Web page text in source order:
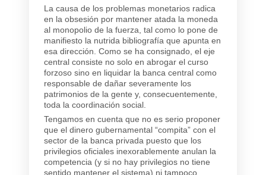
La causa de los problemas monetarios radica
en la obsesión por mantener atada la moneda
al monopolio de la fuerza, tal como lo pone de
manifiesto la nutrida bibliografía que apunta en
esa dirección. Como se ha consignado, el eje
central consiste no solo en abrogar el curso
forzoso sino en liquidar la banca central como
responsable de dañar severamente los
patrimonios de la gente y, consecuentemente,
toda la coordinación social.
Tengamos en cuenta que no es serio proponer
que el dinero gubernamental “compita” con el
sector de la banca privada puesto que los
privilegios oficiales inexorablemente anulan la
competencia (y si no hay privilegios no tiene
sentido mantener el sistema) ni tampoco